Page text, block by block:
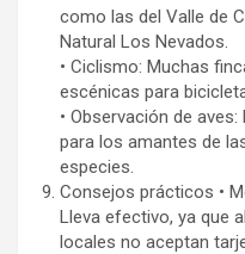
como las del Valle de
Natural Los Nevados.
• Ciclismo: Muchas
escénicas para
• Observación de
para los amantes de
especies.
Consejos prácticos •
Lleva efectivo, ya que
locales no aceptan